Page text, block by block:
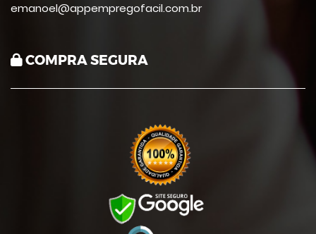
emanoel@appempregofacil.com.br
COMPRA SEGURA